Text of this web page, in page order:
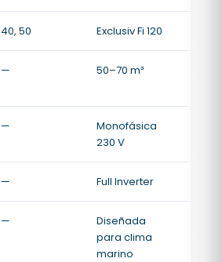
40, 50 Exclusiv Fi 120
— 50–70 m³
—
Monofásica
230 V
— Full Inverter
—
Diseñada
para clima
marino